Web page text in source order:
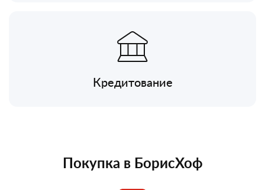
Кредитование
Покупка в БорисХоф